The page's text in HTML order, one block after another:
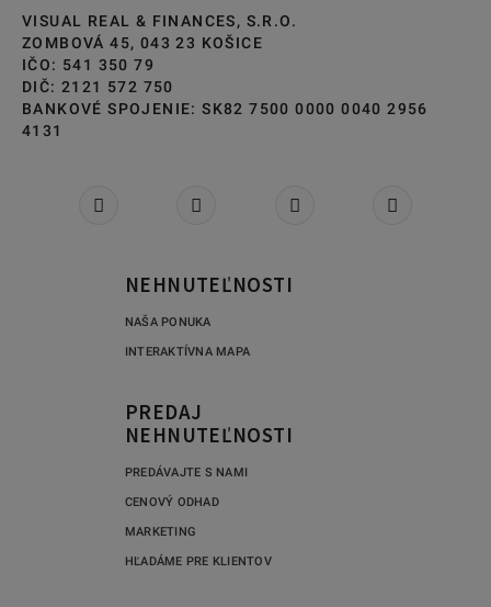
VISUAL REAL & FINANCES, S.R.O.
ZOMBOVÁ 45, 043 23 KOŠICE
IČO: 541 350 79
DIČ: 2121 572 750
BANKOVÉ SPOJENIE: SK82 7500 0000 0040 2956
4131
NEHNUTEĽNOSTI
NAŠA PONUKA
INTERAKTÍVNA MAPA
PREDAJ
NEHNUTEĽNOSTI
PREDÁVAJTE S NAMI
CENOVÝ ODHAD
MARKETING
HĽADÁME PRE KLIENTOV